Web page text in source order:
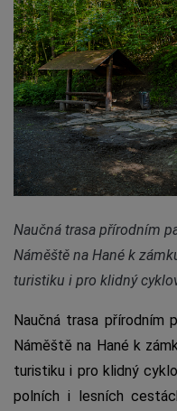
Naučná trasa přírodním
Náměště na Hané k
turistiku i pro klidný
Naučná trasa přírodním
Náměště na Hané k
turistiku i pro klidný
polních i lesních